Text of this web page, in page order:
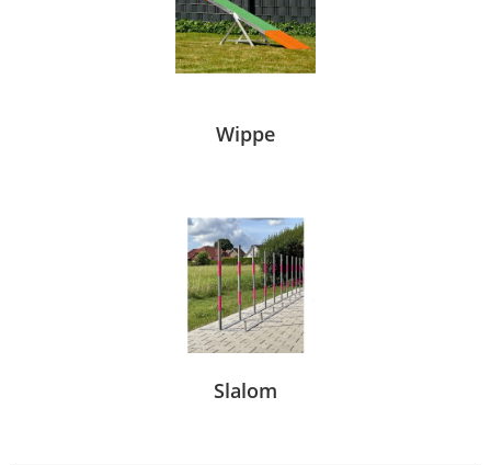
Wippe
Slalom